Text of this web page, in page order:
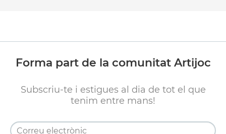
Forma part de la comunitat Artijoc
Subscriu-te i estigues al dia de tot el que
tenim entre mans!